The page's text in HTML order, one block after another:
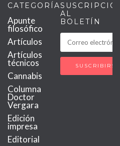
CATEGORÍAS
Apunte
filosófico
Artículos
Artículos
técnicos
Cannabis
Columna
Doctor
Vergara
Edición
impresa
Editorial
SUSCRIPCIÓN
AL
BOLETÍN